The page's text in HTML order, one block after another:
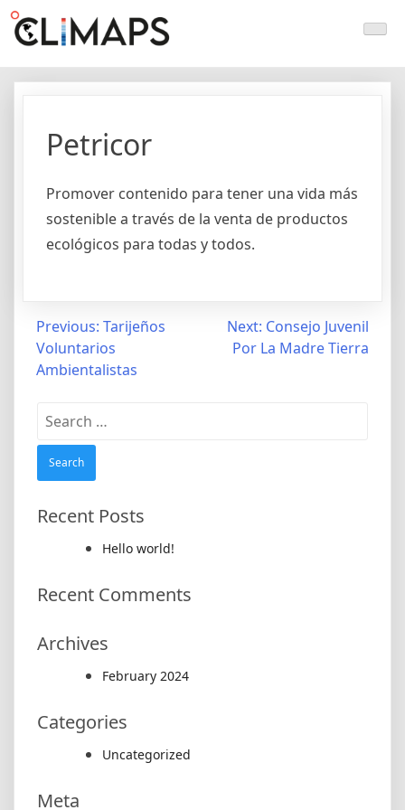
Skip
Climaps.org
Mapas de acción climática en Latinoamérica y el caribe
Petricor
Promover contenido para tener una vida más
sostenible a través de la venta de productos
ecológicos para todas y todos.
Post
navigation
Previous: Tarijeños
Voluntarios
Ambientalistas
Next: Consejo Juvenil
Por La Madre Tierra
Search
for:
Recent Posts
Hello world!
Recent Comments
Archives
February 2024
Categories
Uncategorized
Meta